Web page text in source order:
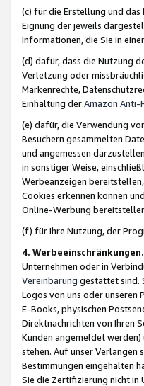
(c) für die Erstellung und
Eignung der jeweils
Informationen, die Sie in
(d) dafür, dass die Nutzung
Verletzung oder
Markenrechte,
Einhaltung derAmazon Anti-
(e) dafür, die Verwendung
Besuchern gesammelten
und angemessen
in sonstiger Weise,
Werbeanzeigen
Cookies erkennen können
Online-Werbung
(f) für Ihre Nutzung, der
4. Werbeeinschränkungen.
Unternehmen oder in
Vereinbarung gestattet sind.
Logos von uns oder unseren
E-Books, physischen
Direktnachrichten von Ihren
Kunden angemeldet
stehen. Auf unser Verlangen
Bestimmungen eingehalten
Sie die Zertifizierung nicht in